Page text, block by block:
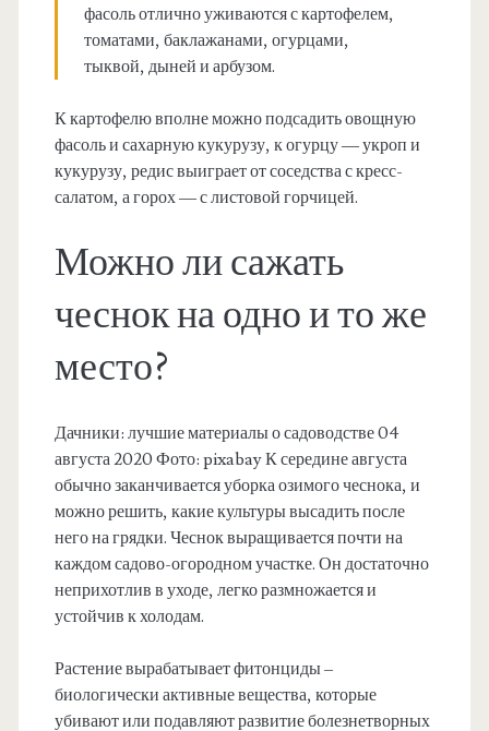
фасоль отлично уживаются с картофелем,
томатами, баклажанами, огурцами,
тыквой, дыней и арбузом.
К картофелю вполне можно подсадить овощную
фасоль и сахарную кукурузу, к огурцу — укроп и
кукурузу, редис выиграет от соседства с кресс-
салатом, а горох — с листовой горчицей.
Можно ли сажать
чеснок на одно и то же
место?
Дачники: лучшие материалы о садоводстве 04
августа 2020 Фото: pixabay К середине августа
обычно заканчивается уборка озимого чеснока, и
можно решить, какие культуры высадить после
него на грядки. Чеснок выращивается почти на
каждом садово-огородном участке. Он достаточно
неприхотлив в уходе, легко размножается и
устойчив к холодам.
Растение вырабатывает фитонциды –
биологически активные вещества, которые
убивают или подавляют развитие болезнетворных